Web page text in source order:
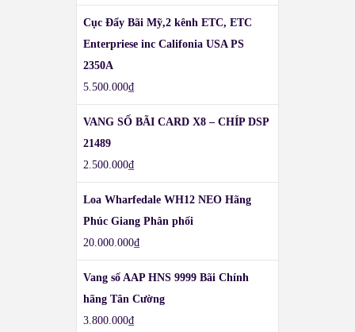
Cục Đẩy Bãi Mỹ,2 kênh ETC, ETC
Enterpriese inc Califonia USA PS
2350A
5.500.000₫
VANG SỐ BÃI CARD X8 – CHÍP DSP
21489
2.500.000₫
Loa Wharfedale WH12 NEO Hãng
Phúc Giang Phân phối
20.000.000₫
Vang số AAP HNS 9999 Bãi Chính
hãng Tân Cường
3.800.000₫